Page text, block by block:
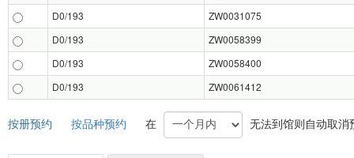
D0/193
ZW0031075
D0/193
ZW0058399
D0/193
ZW0058400
D0/193
ZW0061412
按册预约 按品种预约 在 无法到馆则自动取消